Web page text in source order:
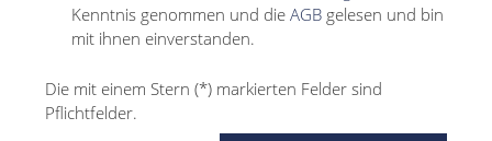
Kenntnis genommen und die AGB gelesen und bin
mit ihnen einverstanden.
Die mit einem Stern (*) markierten Felder sind
Pflichtfelder.